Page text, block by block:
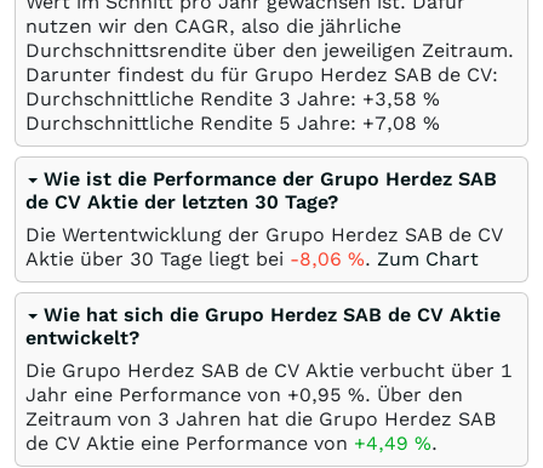
nutzen wir den CAGR, also die jährliche
Durchschnittsrendite über den jeweiligen Zeitraum.
Darunter findest du für Grupo Herdez SAB de CV:
Durchschnittliche Rendite 3 Jahre: +3,58 %
Durchschnittliche Rendite 5 Jahre: +7,08 %
Wie ist die Performance der Grupo Herdez SAB
de CV Aktie der letzten 30 Tage?
Die Wertentwicklung der Grupo Herdez SAB de CV
Aktie über 30 Tage liegt bei -8,06 %. Zum Chart
Wie hat sich die Grupo Herdez SAB de CV Aktie
entwickelt?
Die Grupo Herdez SAB de CV Aktie verbucht über 1
Jahr eine Performance von +0,95 %. Über den
Zeitraum von 3 Jahren hat die Grupo Herdez SAB
de CV Aktie eine Performance von +4,49 %.